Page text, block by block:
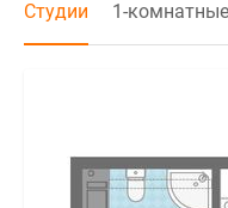
Студии 1-комнатные